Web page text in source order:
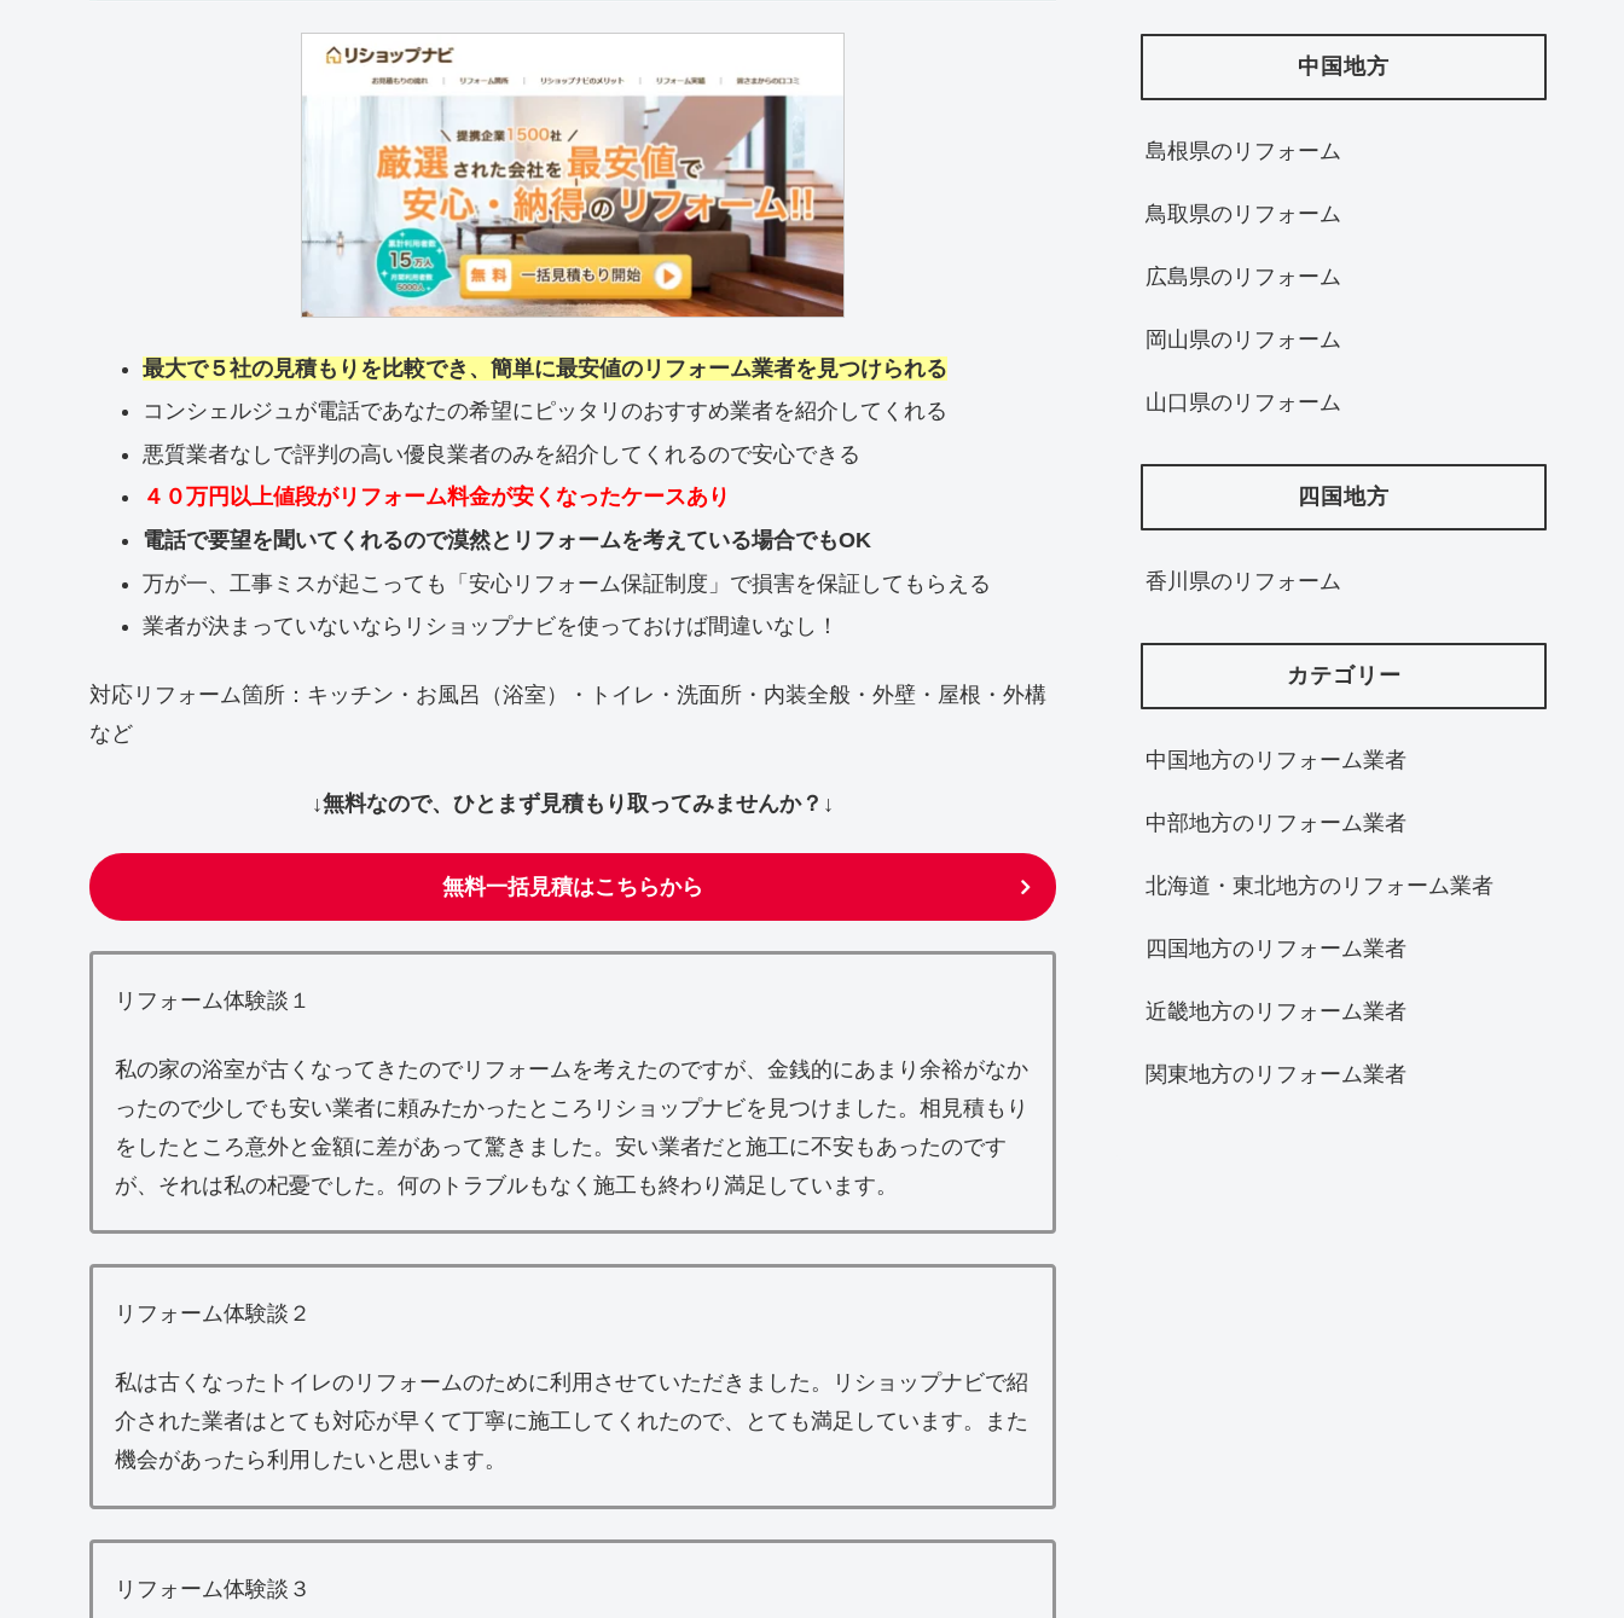
最大で５社の見積もりを比較でき、簡単に最安値のリフォーム業者を見つけられる
コンシェルジュが電話であなたの希望にピッタリのおすすめ業者を紹介してくれる
悪質業者なしで評判の高い優良業者のみを紹介してくれるので安心できる
４０万円以上値段がリフォーム料金が安くなったケースあり
電話で要望を聞いてくれるので漠然とリフォームを考えている場合でもOK
万が一、工事ミスが起こっても「安心リフォーム保証制度」で損害を保証してもらえる
業者が決まっていないならリショップナビを使っておけば間違いなし！
対応リフォーム箇所：キッチン・お風呂（浴室）・トイレ・洗面所・内装全般・外壁・屋根・外構
など
↓無料なので、ひとまず見積もり取ってみませんか？↓
無料一括見積はこちらから
リフォーム体験談１
私の家の浴室が古くなってきたのでリフォームを考えたのですが、金銭的にあまり余裕がなか
ったので少しでも安い業者に頼みたかったところリショップナビを見つけました。相見積もり
をしたところ意外と金額に差があって驚きました。安い業者だと施工に不安もあったのです
が、それは私の杞憂でした。何のトラブルもなく施工も終わり満足しています。
リフォーム体験談２
私は古くなったトイレのリフォームのために利用させていただきました。リショップナビで紹
介された業者はとても対応が早くて丁寧に施工してくれたので、とても満足しています。また
機会があったら利用したいと思います。
リフォーム体験談３
中国地方
島根県のリフォーム
鳥取県のリフォーム
広島県のリフォーム
岡山県のリフォーム
山口県のリフォーム
四国地方
香川県のリフォーム
カテゴリー
中国地方のリフォーム業者
中部地方のリフォーム業者
北海道・東北地方のリフォーム業者
四国地方のリフォーム業者
近畿地方のリフォーム業者
関東地方のリフォーム業者